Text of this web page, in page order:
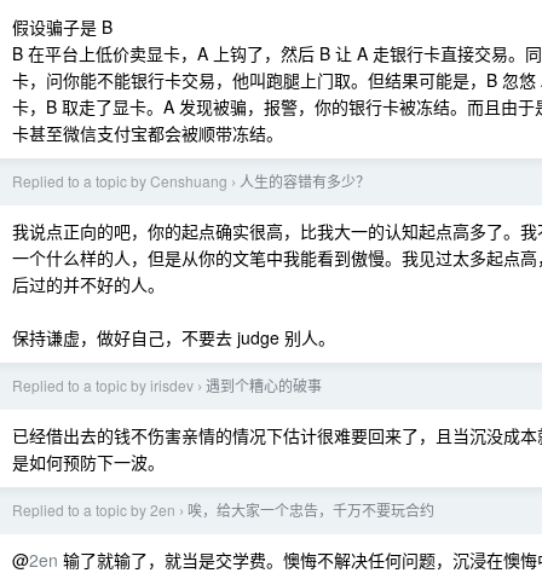
假设骗子是 B
B 在平台上低价卖显卡，A 上钩了，然后 B 让 A 走银行卡直接交易。
卡，问你能不能银行卡交易，他叫跑腿上门取。但结果可能是，B 忽
卡，B 取走了显卡。A 发现被骗，报警，你的银行卡被冻结。而且由
卡甚至微信支付宝都会被顺带冻结。
Replied to a topic by Censhuang › 人生的容错有多少？
我说点正向的吧，你的起点确实很高，比我大一的认知起点高多了。
一个什么样的人，但是从你的文笔中我能看到傲慢。我见过太多起点
后过的并不好的人。
保持谦虚，做好自己，不要去 judge 别人。
Replied to a topic by irisdev › 遇到个糟心的破事
已经借出去的钱不伤害亲情的情况下估计很难要回来了，且当沉没成
是如何预防下一波。
Replied to a topic by 2en › 唉，给大家一个忠告，千万不要玩合约
@2en 输了就输了，就当是交学费。懊悔不解决任何问题，沉浸在懊